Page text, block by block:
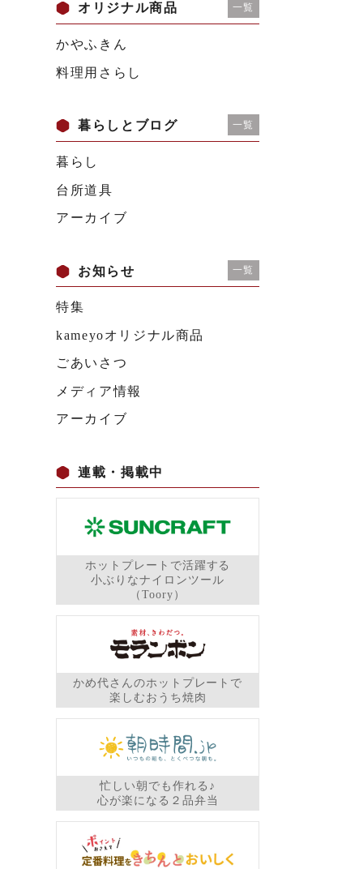
オリジナル商品 一覧
かやふきん
料理用さらし
暮らしとブログ 一覧
暮らし
台所道具
アーカイブ
お知らせ 一覧
特集
kameyoオリジナル商品
ごあいさつ
メディア情報
アーカイブ
連載・掲載中
ホットプレートで活躍する
小ぶりなナイロンツール
（Toory）
かめ代さんのホットプレートで
楽しむおうち焼肉
忙しい朝でも作れる♪
心が楽になる２品弁当